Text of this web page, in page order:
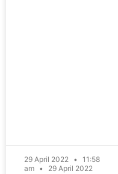
29 April 2022
11:58
am
29 April 2022